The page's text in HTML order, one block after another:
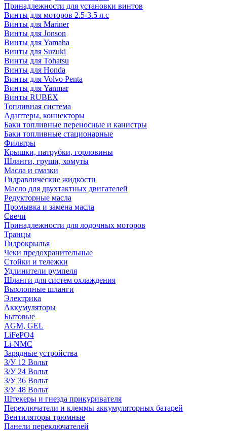
Принадлежности для установки винтов
Винты для моторов 2.5-3.5 л.с
Винты для Mariner
Винты для Jonson
Винты для Yamaha
Винты для Suzuki
Винты для Tohatsu
Винты для Honda
Винты для Volvo Penta
Винты для Yanmar
Винты RUBEX
Топливная система
Адаптеры, коннекторы
Баки топливные переносные и канистры
Баки топливные стационарные
Фильтры
Крышки, патрубки, горловины
Шланги, груши, хомуты
Масла и смазки
Гидравлические жидкости
Масло для двухтактных двигателей
Редукторные масла
Промывка и замена масла
Свечи
Принадлежности для лодочных моторов
Транцы
Гидрокрылья
Чеки предохранительные
Стойки и тележки
Удлинители румпеля
Шланги для систем охлаждения
Выхлопные шланги
Электрика
Аккумуляторы
Бытовые
AGM, GEL
LiFePO4
Li-NMC
Зарядные устройства
З/У 12 Вольт
З/У 24 Вольт
З/У 36 Вольт
З/У 48 Вольт
Штекеры и гнезда прикуривателя
Переключатели и клеммы аккумуляторных батарей
Вентиляторы трюмные
Панели переключателей